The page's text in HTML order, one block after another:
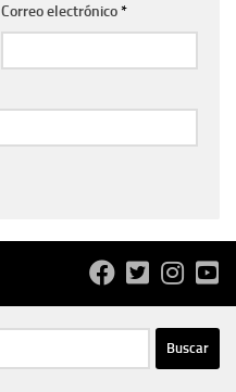
Correo electrónico*